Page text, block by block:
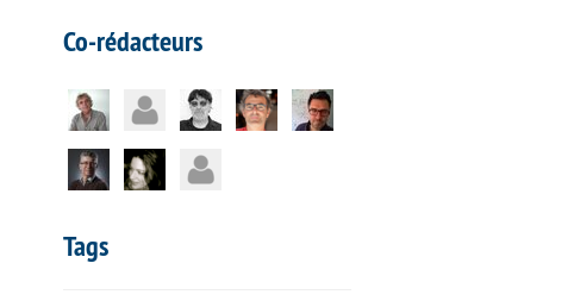
Co-rédacteurs
Tags